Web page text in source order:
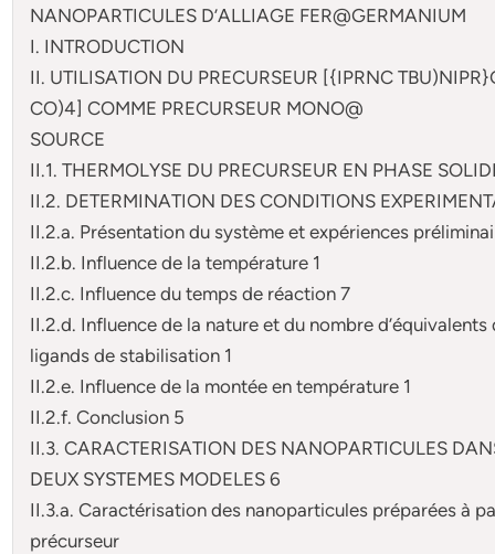
NANOPARTICULES D’ALLIAGE FER@GERMANIUM
I. INTRODUCTION
II. UTILISATION DU PRECURSEUR [{IPRNC
CO)4] COMME PRECURSEUR MONO@
SOURCE
II.1. THERMOLYSE DU PRECURSEUR EN PHASE
II.2. DETERMINATION DES CONDITIONS
II.2.a. Présentation du système et expériences
II.2.b. Influence de la température 1
II.2.c. Influence du temps de réaction 7
II.2.d. Influence de la nature et du nombre d’équivalents
ligands de stabilisation 1
II.2.e. Influence de la montée en température 1
II.2.f. Conclusion 5
II.3. CARACTERISATION DES NANOPARTICULES
DEUX SYSTEMES MODELES 6
II.3.a. Caractérisation des nanoparticules préparées à
précurseur